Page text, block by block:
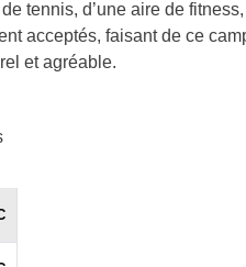
tennis, d’une aire de
acceptés, faisant de ce
et agréable.